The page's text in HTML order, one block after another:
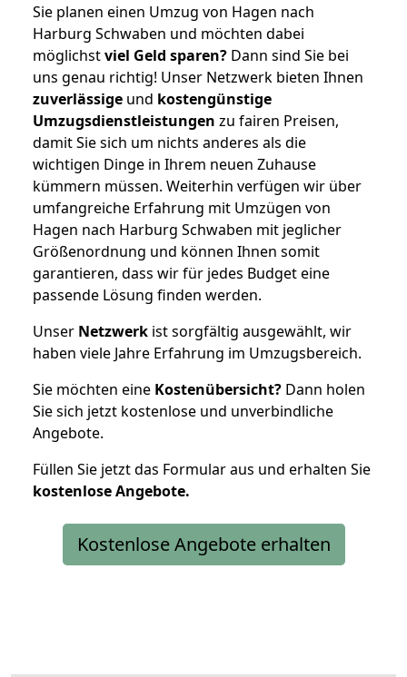
Sie planen einen Umzug von Hagen nach
Harburg Schwaben und möchten dabei
möglichstviel Geld sparen? Dann sind Sie bei
uns genau richtig! Unser Netzwerk bieten Ihnen
zuverlässige und kostengünstige
Umzugsdienstleistungen zu fairen Preisen,
damit Sie sich um nichts anderes als die
wichtigen Dinge in Ihrem neuen Zuhause
kümmern müssen. Weiterhin verfügen wir über
umfangreiche Erfahrung mit Umzügen von
Hagen nach Harburg Schwaben mit jeglicher
Größenordnung und können Ihnen somit
garantieren, dass wir für jedes Budget eine
passende Lösung finden werden.
Unser Netzwerk ist sorgfältig ausgewählt, wir
haben viele Jahre Erfahrung im Umzugsbereich.
Sie möchten eine Kostenübersicht? Dann holen
Sie sich jetzt kostenlose und unverbindliche
Angebote.
Füllen Sie jetzt das Formular aus und erhalten Sie
kostenloseAngebote.
Kostenlose Angebote erhalten